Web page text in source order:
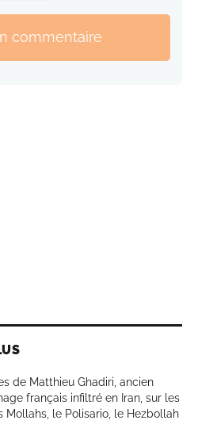
commentaire
de Matthieu Ghadiri, ancien
français infiltré en Iran, sur les
Mollahs, le Polisario, le Hezbollah